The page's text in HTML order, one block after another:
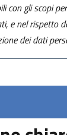
con gli scopi
e nel rispetto
dei dati